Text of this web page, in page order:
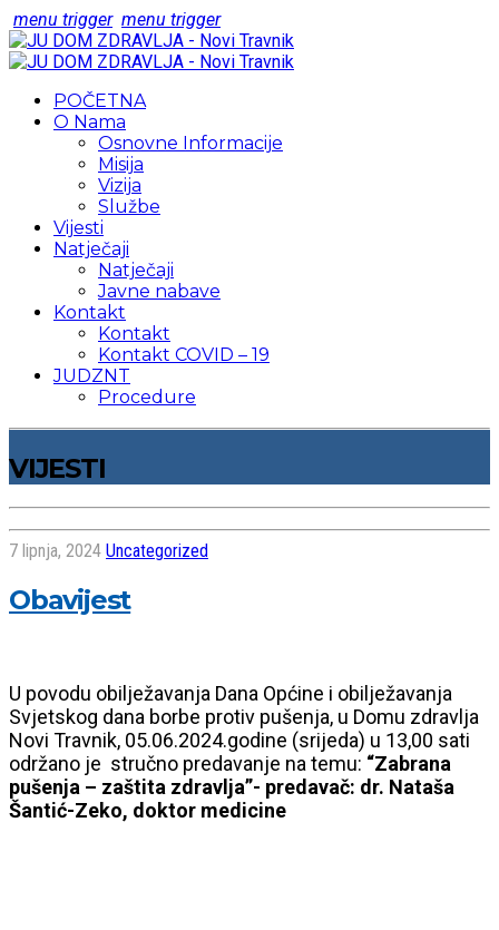
menu trigger menu trigger
POČETNA
O Nama
Osnovne Informacije
Misija
Vizija
Službe
Vijesti
Natječaji
Natječaji
Javne nabave
Kontakt
Kontakt
Kontakt COVID – 19
JUDZNT
Procedure
VIJESTI
7 lipnja, 2024 Uncategorized
Obavijest
U povodu obilježavanja Dana Općine i obilježavanja
Svjetskog dana borbe protiv pušenja, u Domu zdravlja
Novi Travnik, 05.06.2024.godine (srijeda) u 13,00 sati
održano je stručno predavanje na temu: “Zabrana
pušenja – zaštita zdravlja”- predavač: dr. Nataša
Šantić-Zeko, doktor medicine